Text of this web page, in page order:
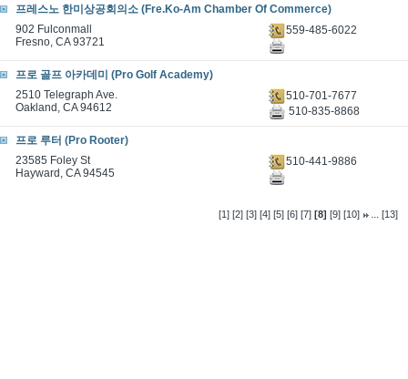
프레스노 한미상공회의소 (Fre.Ko-Am Chamber Of Commerce)
902 Fulconmall
Fresno, CA 93721
559-485-6022
프로 골프 아카데미 (Pro Golf Academy)
2510 Telegraph Ave.
Oakland, CA 94612
510-701-7677
510-835-8868
프로 루터 (Pro Rooter)
23585 Foley St
Hayward, CA 94545
510-441-9886
[1] [2] [3] [4] [5] [6] [7] [8] [9] [10] ...[13]